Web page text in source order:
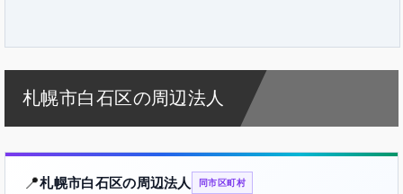
札幌市白石区の周辺法人
📍札幌市白石区の周辺法人 同市区町村